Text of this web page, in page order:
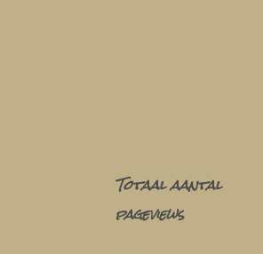
Totaal aantal
pageviews